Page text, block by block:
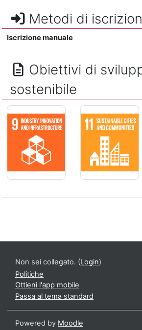
Metodi di
Iscrizione manuale
Obiettivi di
sostenibile
IMPRESE, INNOVAZIONE E
CITTÀ E
Non sei collegato. (Login)
Politiche
Ottieni l'app mobile
Passa al tema standard
Powered by Moodle